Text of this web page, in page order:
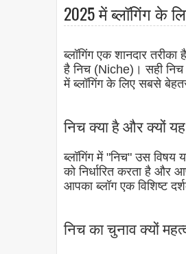
2025 में ब्लॉगिंग के
ब्लॉगिंग एक शानदार
है निच (Niche)। सही
में ब्लॉगिंग के लिए सबसे
निच क्या है और क्यों यह
ब्लॉगिंग में "निच" उस
को निर्धारित करता है और
आपका ब्लॉग एक विशिष्ट
निच का चुनाव क्यों